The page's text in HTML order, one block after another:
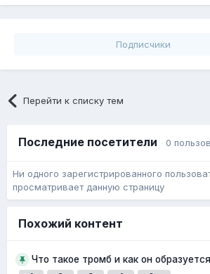
Подписчики
Перейти к списку тем
Последние посетители 0
Ни одного зарегистрированного
просматривает данную страницу
Похожий контент
Что такое тромб и как он образуется